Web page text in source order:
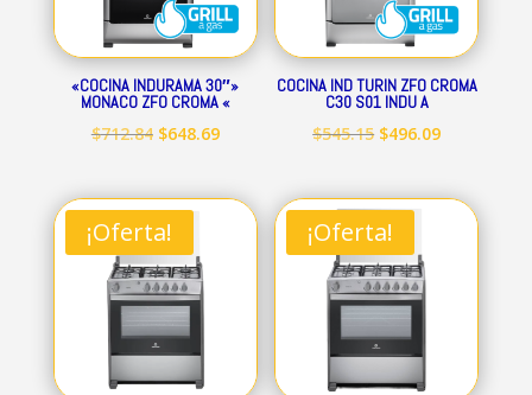
«COCINA INDURAMA 30″»
MONACO ZFO CROMA «
$712.84 El
original
era:
$712.84.
$648.69El
actual
COCINA IND TURIN ZFO CROMA
C30 S01 INDU A
$545.15 El
original
era:
$545.15.
$496.09El
actual
¡Oferta! ¡Oferta!